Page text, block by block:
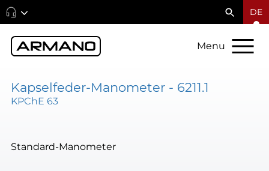
DE
Menu
Kapselfeder-Manometer - 6211.1
KPChE 63
Standard-Manometer